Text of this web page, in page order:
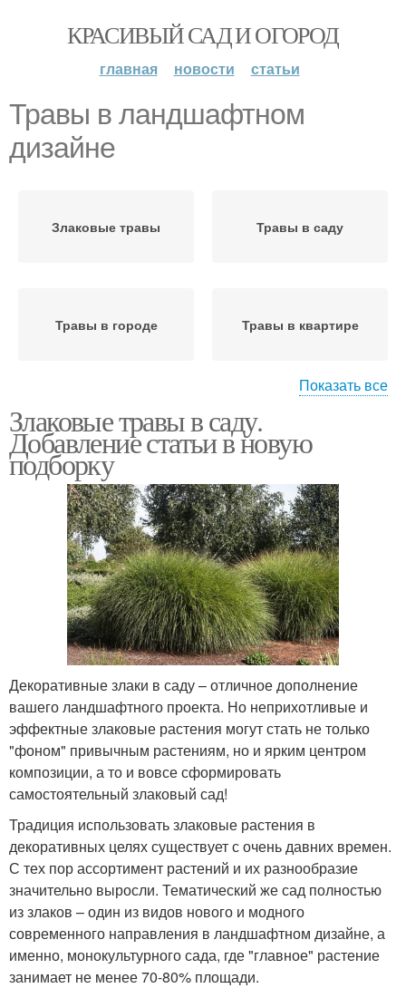
КРАСИВЫЙ САД И ОГОРОД
главная новости статьи
Травы в ландшафтном
дизайне
Злаковые травы Травы в саду
Травы в городе Травы в квартире
Декоративная трава
ландшафтном дизайне
Декоративные травы
Травы в
кормопроизводстве
Показать все
Злаковые травы в саду.
Добавление статьи в новую
подборку
Декоративные злаки в саду – отличное дополнение
вашего ландшафтного проекта. Но неприхотливые и
эффектные злаковые растения могут стать не только
"фоном" привычным растениям, но и ярким центром
композиции, а то и вовсе сформировать
самостоятельный злаковый сад!
Традиция использовать злаковые растения в
декоративных целях существует с очень давних времен.
С тех пор ассортимент растений и их разнообразие
значительно выросли. Тематический же сад полностью
из злаков – один из видов нового и модного
современного направления в ландшафтном дизайне, а
именно, монокультурного сада, где "главное" растение
занимает не менее 70-80% площади.